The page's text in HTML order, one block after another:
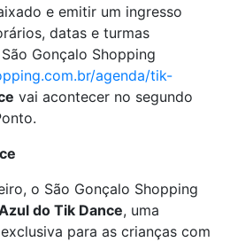
e emitir um ingresso
datas e turmas
Gonçalo Shopping
agenda/tik-
vai acontecer no segundo
o São Gonçalo Shopping
do Tik Dance, uma
para as crianças com